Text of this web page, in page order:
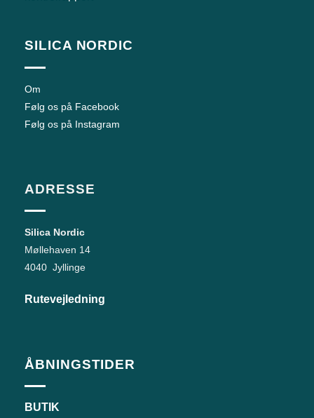
SILICA NORDIC
Om
Følg os på Facebook
Følg os på Instagram
ADRESSE
Silica Nordic
Møllehaven 14
4040 Jyllinge
Rutevejledning
ÅBNINGSTIDER
BUTIK